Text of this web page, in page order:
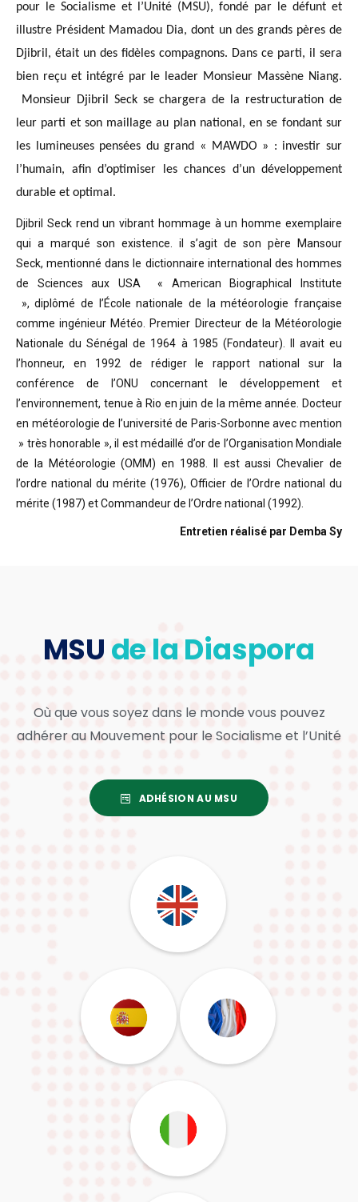
pour le Socialisme et l’Unité (MSU), fondé par le défunt et
illustre Président Mamadou Dia, dont un des grands pères de
Djibril, était un des fidèles compagnons. Dans ce parti, il sera
bien reçu et intégré par le leader Monsieur Massène Niang.
Monsieur Djibril Seck se chargera de la restructuration de
leur parti et son maillage au plan national, en se fondant sur
les lumineuses pensées du grand « MAWDO » : investir sur
l’humain, afin d’optimiser les chances d’un développement
durable et optimal.
Djibril Seck rend un vibrant hommage à un homme exemplaire
qui a marqué son existence. il s’agit de son père Mansour
Seck,mentionné dans le dictionnaire international des hommes
de Sciences aux USA « American Biographical Institute
», diplômé de l’École nationale de la météorologie française
comme ingénieur Météo. Premier Directeur de la Météorologie
Nationale du Sénégal de 1964 à 1985 (Fondateur). Il avait eu
l’honneur, en 1992 de rédiger le rapport national sur la
conférence de l’ONU concernant le développement et
l’environnement, tenue à Rio en juin de la même année.
Docteur
en météorologie de l’université de Paris-Sorbonne avec mention
» très honorable », il est médaillé d’or de l’Organisation Mondiale
de la Météorologie (OMM) en 1988. Il est aussi Chevalier de
l’ordre national du mérite (1976), Officier de l’Ordre national du
mérite (1987) et Commandeur de l’Ordre national (1992).
Entretien réalisé par Demba Sy
MSU de la Diaspora
Où que vous soyez dans le monde vous pouvez
adhérer au Mouvement pour le Socialisme et l’Unité
ADHÉSION AU MSU